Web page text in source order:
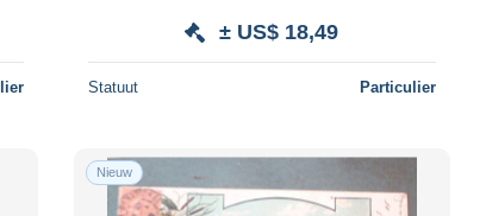
± US$ 18,49
Statuut Particulier
Nieuw